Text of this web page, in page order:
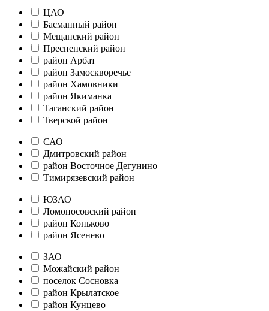
ЦАО
Басманный район
Мещанский район
Пресненский район
район Арбат
район Замоскворечье
район Хамовники
район Якиманка
Таганский район
Тверской район
САО
Дмитровский район
район Восточное Дегунино
Тимирязевский район
ЮЗАО
Ломоносовский район
район Коньково
район Ясенево
ЗАО
Можайский район
поселок Сосновка
район Крылатское
район Кунцево